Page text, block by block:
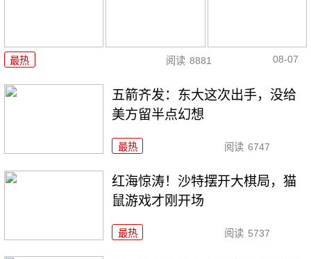
最热 阅读 8881 08-07
五箭齐发：东大这次出手，没给
美方留半点幻想
最热 阅读 6747
红海惊涛！沙特摆开大棋局，猫
鼠游戏才刚开场
最热 阅读 5737